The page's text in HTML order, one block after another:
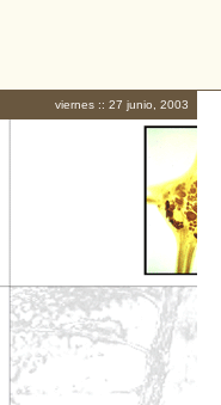
viernes :: 27 junio, 2003